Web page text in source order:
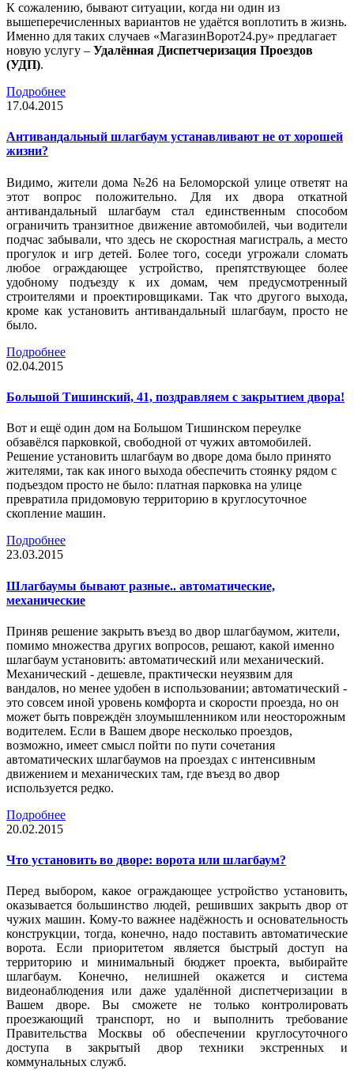
К сожалению, бывают ситуации, когда ни один из
вышеперечисленных вариантов не удаётся воплотить в жизнь.
Именно для таких случаев «МагазинВорот24.ру» предлагает
новую услугу – Удалённая Диспетчеризация Проездов
(УДП).
Подробнее
17.04.2015
Антивандальный шлагбаум устанавливают не от хорошей
жизни?
Видимо, жители дома №26 на Беломорской улице ответят на
этот вопрос положительно. Для их двора откатной
антивандальный шлагбаум стал единственным способом
ограничить транзитное движение автомобилей, чьи водители
подчас забывали, что здесь не скоростная магистраль, а место
прогулок и игр детей. Более того, соседи угрожали сломать
любое ограждающее устройство, препятствующее более
удобному подъезду к их домам, чем предусмотренный
строителями и проектировщиками. Так что другого выхода,
кроме как установить антивандальный шлагбаум, просто не
было.
Подробнее
02.04.2015
Большой Тишинский, 41, поздравляем с закрытием двора!
Вот и ещё один дом на Большом Тишинском переулке
обзавёлся парковкой, свободной от чужих автомобилей.
Решение установить шлагбаум во дворе дома было принято
жителями, так как иного выхода обеспечить стоянку рядом с
подъездом просто не было: платная парковка на улице
превратила придомовую территорию в круглосуточное
скопление машин.
Подробнее
23.03.2015
Шлагбаумы бывают разные.. автоматические,
механические
Приняв решение закрыть въезд во двор шлагбаумом, жители,
помимо множества других вопросов, решают, какой именно
шлагбаум установить: автоматический или механический.
Механический - дешевле, практически неуязвим для
вандалов, но менее удобен в использовании; автоматический -
это совсем иной уровень комфорта и скорости проезда, но он
может быть повреждён злоумышленником или неосторожным
водителем. Если в Вашем дворе несколько проездов,
возможно, имеет смысл пойти по пути сочетания
автоматических шлагбаумов на проездах с интенсивным
движением и механических там, где въезд во двор
используется редко.
Подробнее
20.02.2015
Что установить во дворе: ворота или шлагбаум?
Перед выбором, какое ограждающее устройство установить,
оказывается большинство людей, решивших закрыть двор от
чужих машин. Кому-то важнее надёжность и основательность
конструкции, тогда, конечно, надо поставить автоматические
ворота. Если приоритетом является быстрый доступ на
территорию и минимальный бюджет проекта, выбирайте
шлагбаум. Конечно, нелишней окажется и система
видеонаблюдения или даже удалённой диспетчеризации в
Вашем дворе. Вы сможете не только контролировать
проезжающий транспорт, но и выполнить требование
Правительства Москвы об обеспечении круглосуточного
доступа в закрытый двор техники экстренных и
коммунальных служб.